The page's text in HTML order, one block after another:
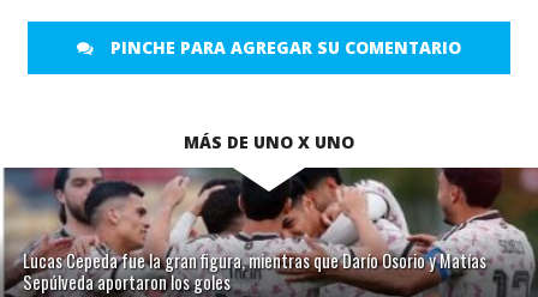
PINCHE PARA AGREGAR SU COMENTARIO
MÁS DE UNO X UNO
Lucas Cepeda fue la gran figura, mientras que Darío Osorio y Matías
Sepúlveda aportaron los goles